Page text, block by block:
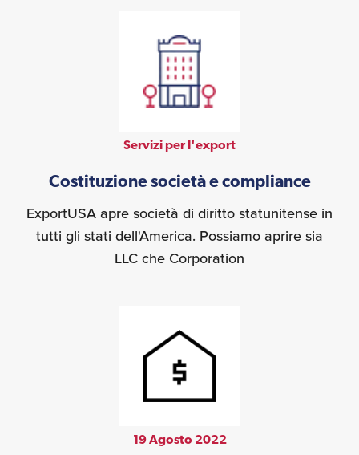
Servizi per l'export
Costituzione società e compliance
ExportUSA apre società di diritto statunitense in
tutti gli stati dell'America. Possiamo aprire sia
LLC che Corporation
19 Agosto 2022